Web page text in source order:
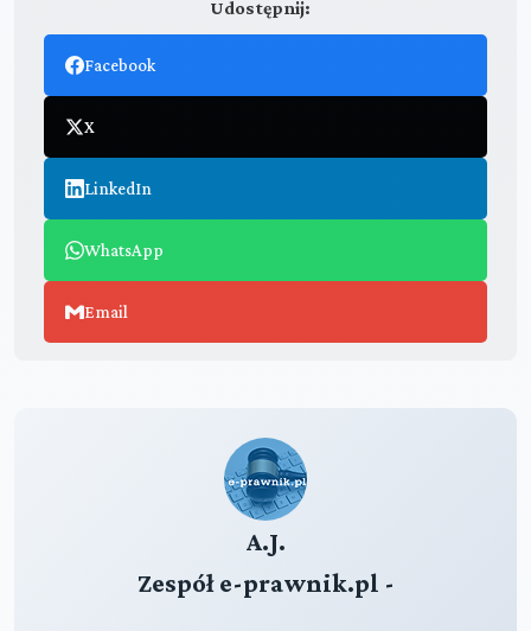
Udostępnij:
Facebook
X
LinkedIn
WhatsApp
Email
A.J.
Zespół e-prawnik.pl -